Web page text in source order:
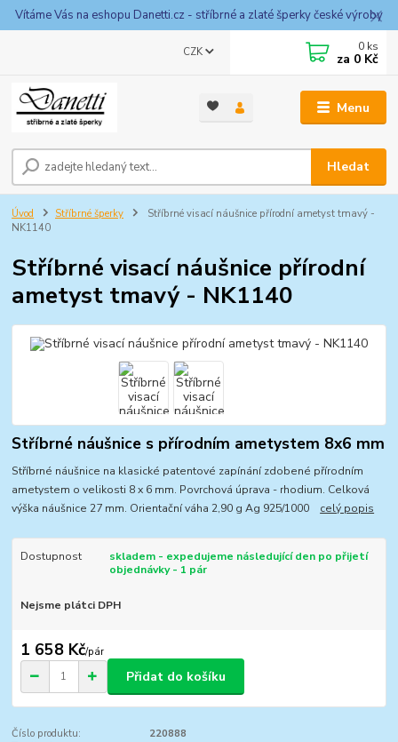
Vítáme Vás na eshopu Danetti.cz - stříbrné a zlaté šperky české výroby
Menu
CZK
Hledat
0 ks
za 0 Kč
Úvod Stříbrné šperky
Stříbrné visací náušnice přírodní ametyst tmavý -
NK1140
Stříbrné visací náušnice přírodní
ametyst tmavý - NK1140
Stříbrné náušnice s přírodním ametystem 8x6 mm
Stříbrné náušnice na klasické patentové zapínání zdobené přírodním
ametystem o velikosti 8 x 6 mm. Povrchová úprava - rhodium. Celková
výška náušnice 27 mm. Orientační váha 2,90 g Ag 925/1000 celý popis
Dostupnost
skladem - expedujeme následující den po přijetí
objednávky - 1 pár
Nejsme plátci DPH
1 658 Kč/pár
Přidat do košíku
Číslo produktu:
220888